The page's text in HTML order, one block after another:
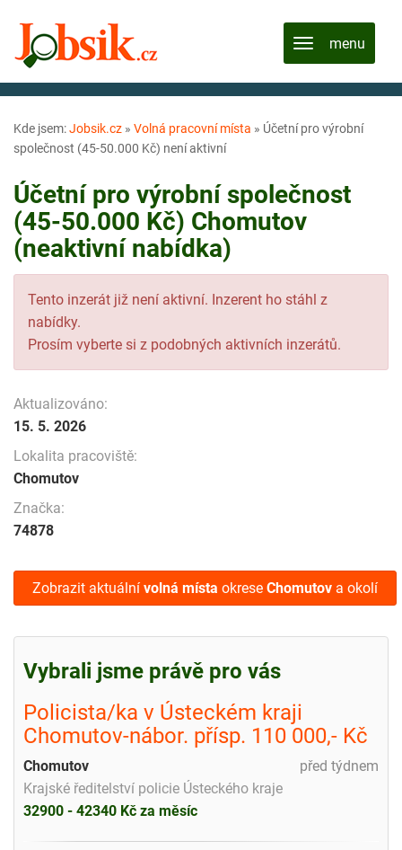
Kde jsem:Jobsik.cz » Volná pracovní místa » Účetní pro výrobní
společnost (45-50.000 Kč) není aktivní
Účetní pro výrobní společnost
(45-50.000 Kč) Chomutov
(neaktivní nabídka)
Tento inzerát již není aktivní. Inzerent ho stáhl z
nabídky.
Prosím vyberte si z podobných aktivních inzerátů.
Aktualizováno:
15. 5. 2026
Lokalita pracoviště:
Chomutov
Značka:
74878
Zobrazit aktuální volná místa okrese Chomutov a okolí
Vybrali jsme právě pro vás
Policista/ka v Ústeckém kraji
Chomutov-nábor. přísp. 110 000,- Kč
před týdnem
Chomutov
Krajské ředitelství policie Ústeckého kraje
32900 - 42340 Kč za měsíc